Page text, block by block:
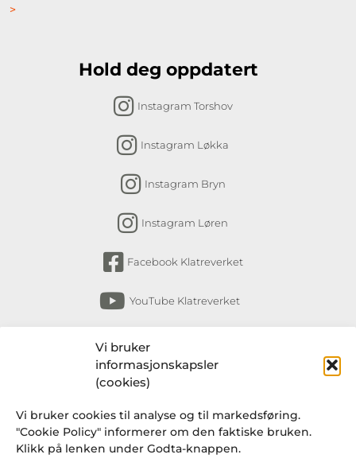
Vi bruker
informasjonskapsler
(cookies)
Vi bruker cookies til analyse og til markedsføring.
"Cookie Policy" informerer om den faktiske bruken.
Klikk på lenken under Godta-knappen.
>
Hold deg oppdatert
Instagram Torshov
Instagram Løkka
Instagram Bryn
Instagram Løren
Facebook Klatreverket
YouTube Klatreverket
Abonner på nyhetsbrev
Få nyheter fra Klatreverket Torshov, Bryn,
endringer i rutiner og en gang i blant et
knakende godt tilbud fra Klatresjappa.